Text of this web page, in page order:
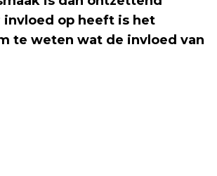
invloed op heeft is het
te weten wat de invloed van